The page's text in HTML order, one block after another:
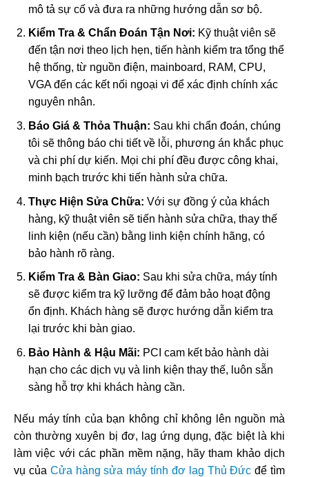
mô tả sự cố và đưa ra những hướng dẫn sơ bộ.
Kiểm Tra & Chẩn Đoán Tận Nơi: Kỹ thuật viên sẽ
đến tận nơi theo lịch hẹn, tiến hành kiểm tra tổng thể
hệ thống, từ nguồn điện, mainboard, RAM, CPU,
VGA đến các kết nối ngoại vi để xác định chính xác
nguyên nhân.
Báo Giá & Thỏa Thuận: Sau khi chẩn đoán, chúng
tôi sẽ thông báo chi tiết về lỗi, phương án khắc phục
và chi phí dự kiến. Mọi chi phí đều được công khai,
minh bạch trước khi tiến hành sửa chữa.
Thực Hiện Sửa Chữa: Với sự đồng ý của khách
hàng, kỹ thuật viên sẽ tiến hành sửa chữa, thay thế
linh kiện (nếu cần) bằng linh kiện chính hãng, có
bảo hành rõ ràng.
Kiểm Tra & Bàn Giao: Sau khi sửa chữa, máy tính
sẽ được kiểm tra kỹ lưỡng để đảm bảo hoạt động
ổn định. Khách hàng sẽ được hướng dẫn kiểm tra
lại trước khi bàn giao.
Bảo Hành & Hậu Mãi: PCI cam kết bảo hành dài
hạn cho các dịch vụ và linh kiện thay thế, luôn sẵn
sàng hỗ trợ khi khách hàng cần.
Nếu máy tính của bạn không chỉ không lên nguồn mà
còn thường xuyên bị đơ, lag ứng dụng, đặc biệt là khi
làm việc với các phần mềm nặng, hãy tham khảo dịch
vụ của Cửa hàng sửa máy tính đơ lag Thủ Đức để tìm